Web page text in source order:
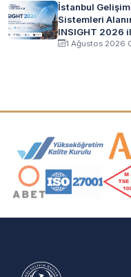
İstanbul
Sistemleri
INSIGHT 2026
1 Ağustos 2026
Akreditasyon